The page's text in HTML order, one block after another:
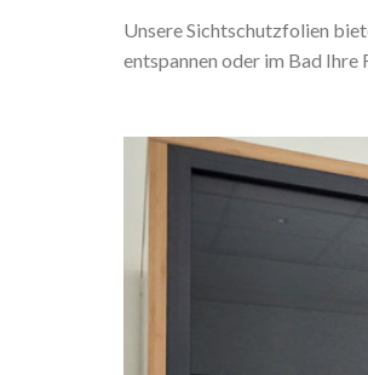
Unsere Sichtschutzfolien
entspannen oder im Bad Ihre